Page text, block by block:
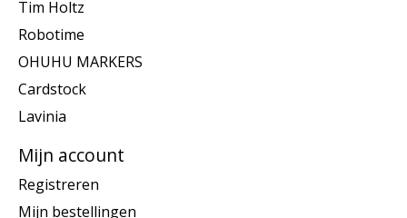
Tim Holtz
Robotime
OHUHU MARKERS
Cardstock
Lavinia
Mijn account
Registreren
Mijn bestellingen